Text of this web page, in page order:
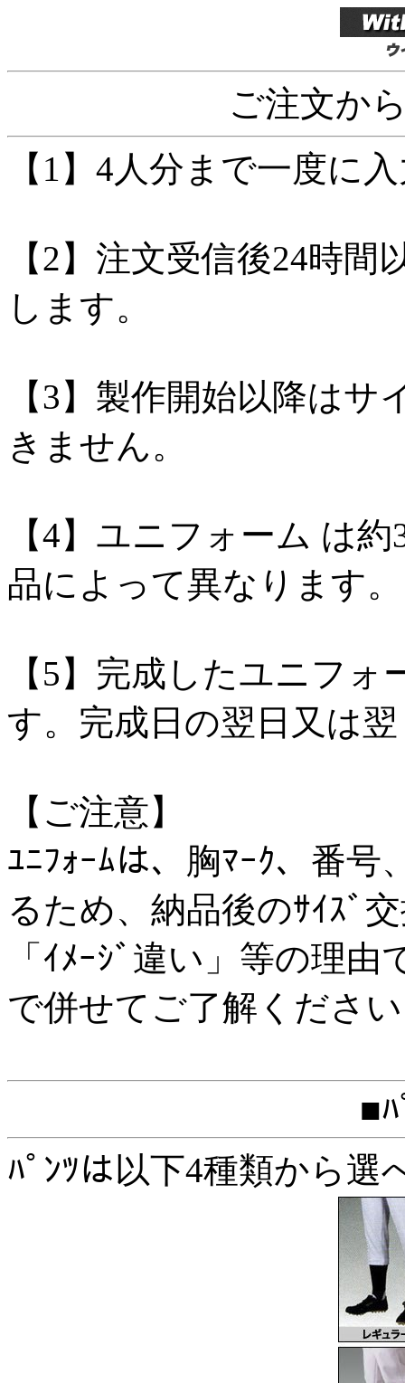
ご注文か
【1】4人分まで一度に
【2】注文受信後24時
します。
【3】製作開始以降は
きません。
【4】ユニフォーム は
品によって異なります。
【5】完成したユニフ
す。完成日の翌日又は
【ご注意】
ﾕﾆﾌｫｰﾑは、胸ﾏｰｸ、番号
るため、納品後のｻｲｽﾞ
「ｲﾒｰｼﾞ違い」等の理
で併せてご了解くださ
■
ﾊﾟﾝﾂは以下4種類から選